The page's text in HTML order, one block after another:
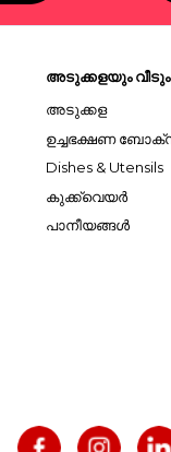
അടുക്കളയും വീടും
അടുക്കള
ഉച്ചഭക്ഷണ
Dishes & Utensils
കുക്ക്വെയർ
പാനീയങ്ങൾ